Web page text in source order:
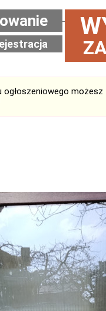
ogłoszeniowego możesz